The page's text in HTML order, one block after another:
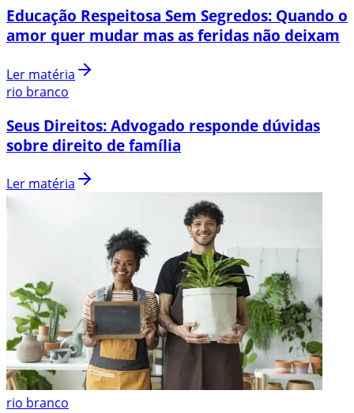
Educação Respeitosa Sem Segredos: Quando o
amor quer mudar mas as feridas não deixam
Ler matéria
rio branco
Seus Direitos: Advogado responde dúvidas
sobre direito de família
Ler matéria
rio branco